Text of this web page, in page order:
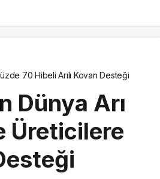
70 Hibeli Arılı Kovan Desteği
Dünya Arı
Üreticilere